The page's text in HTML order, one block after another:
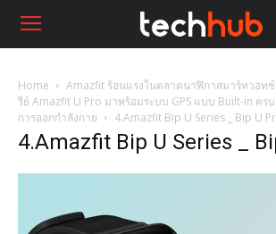
Home
Amazfit ร้อนแรงในตลาดนาฬิกาสมาร์ทวอท
รีย์ Amazfit U Pro มาพร้อมระบบ GPS แบบ Built-in ครบ
การออกกำลังกาย
4.Amazfit Bip U Series _ Bip U
4.Amazfit Bip U Series _